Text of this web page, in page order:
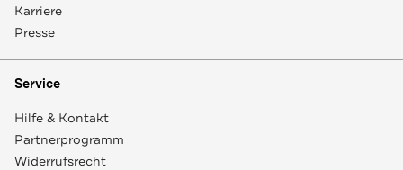
Karriere
Presse
Service
Hilfe & Kontakt
Partnerprogramm
Widerrufsrecht